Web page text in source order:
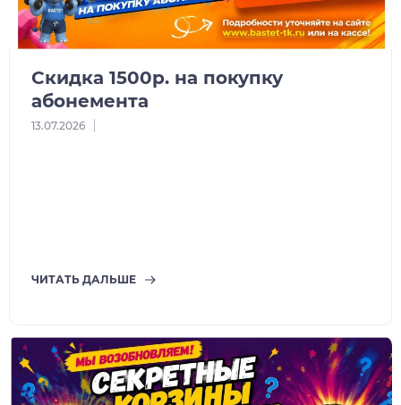
Скидка 1500р. на покупку
абонемента
13.07.2026
ЧИТАТЬ ДАЛЬШЕ